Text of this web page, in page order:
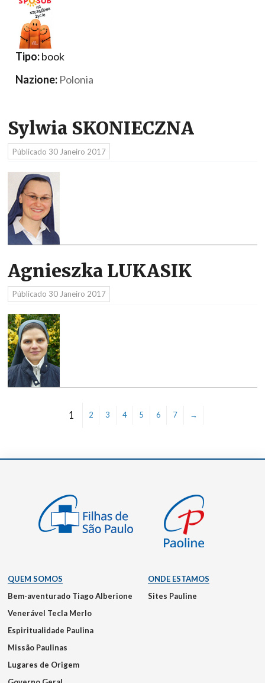
Tipo:book
Nazione: Polonia
Sylwia SKONIECZNA
Públicado 30 Janeiro 2017
Agnieszka LUKASIK
Públicado 30 Janeiro 2017
1 2 3 4 5 6 7 →
QUEM SOMOS
Bem-aventurado Tiago Alberione
Venerável Tecla Merlo
Espiritualidade Paulina
Missão Paulinas
Lugares de Origem
ONDE ESTAMOS
Sites Pauline